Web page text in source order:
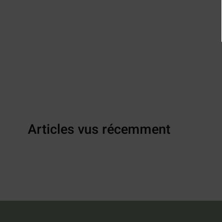
Articles vus récemment